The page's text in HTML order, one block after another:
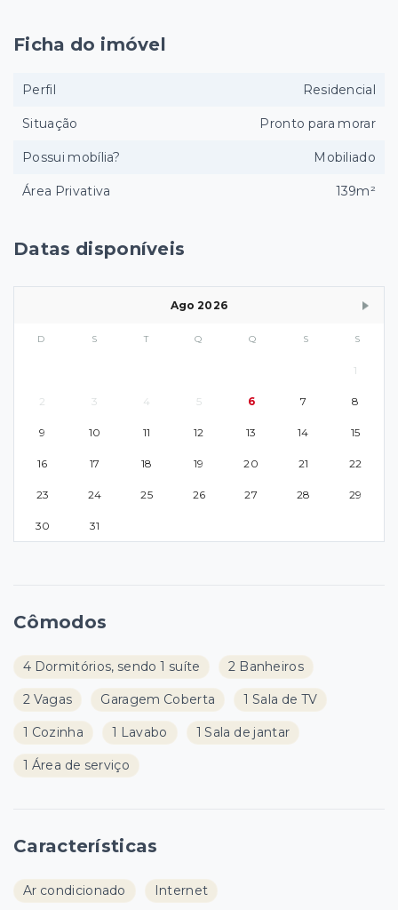
Datas disponíveis
Ago 2026
D S T Q Q S S
1
2 3 4 5 6 7 8
9 10 11 12 13 14 15
16 17 18 19 20 21 22
23 24 25 26 27 28 29
30 31
Cômodos
4 Dormitórios, sendo 1 suíte 2 Banheiros
2 Vagas Garagem Coberta 1 Sala de TV
1 Cozinha 1 Lavabo 1 Sala de jantar
1 Área de serviço
Características
Ar condicionado Internet
Ficha do imóvel
Perfil Residencial
Situação Pronto para morar
Possui mobília? Mobiliado
Área Privativa 139m²